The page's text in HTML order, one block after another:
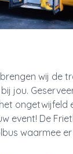
brengen wij de
jou.
ongetwijfeld
event! De
waarmee